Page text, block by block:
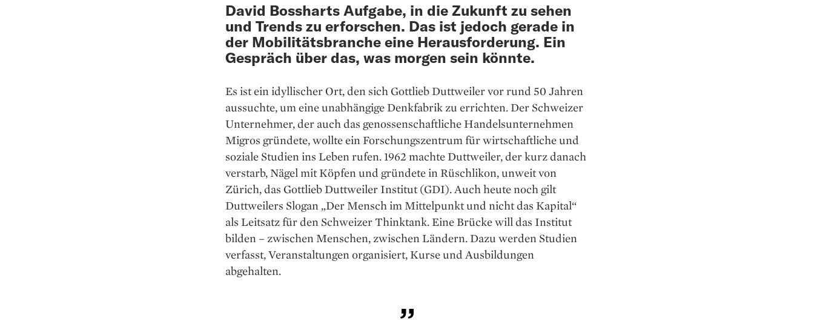
David Bossharts Aufgabe, in die Zukunft zu sehen
und Trends zu erforschen. Das ist jedoch gerade in
der Mobilitätsbranche eine Herausforderung. Ein
Gespräch über das, was morgen sein könnte.
Es ist ein idyllischer Ort, den sich Gottlieb Duttweiler vor rund 50 Jahren
aussuchte, um eine unabhängige Denkfabrik zu errichten. Der Schweizer
Unternehmer, der auch das genossenschaftliche Handelsunternehmen
Migros gründete, wollte ein Forschungszentrum für wirtschaftliche und
soziale Studien ins Leben rufen. 1962 machte Duttweiler, der kurz danach
verstarb, Nägel mit Köpfen und gründete in Rüschlikon, unweit von
Zürich, das Gottlieb Duttweiler Institut (GDI). Auch heute noch gilt
Duttweilers Slogan „Der Mensch im Mittelpunkt und nicht das Kapital“
als Leitsatz für den Schweizer Thinktank. Eine Brücke will das Institut
bilden – zwischen Menschen, zwischen Ländern. Dazu werden Studien
verfasst, Veranstaltungen organisiert, Kurse und Ausbildungen
abgehalten.